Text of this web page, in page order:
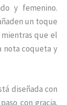
y femenino.
un toque
que el
nota coqueta y
diseñada con
con gracia.